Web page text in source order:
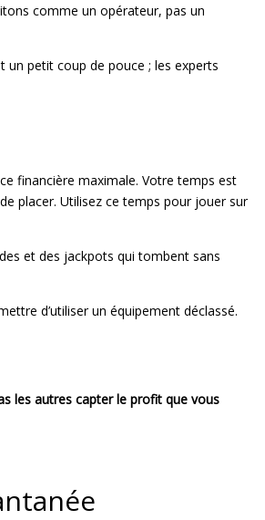
comme un opérateur, pas un
un petit coup de pouce ; les experts
financière maximale. Votre temps est
placer. Utilisez ce temps pour jouer sur
et des jackpots qui tombent sans
d’utiliser un équipement déclassé.
les autres capter le profit que vous